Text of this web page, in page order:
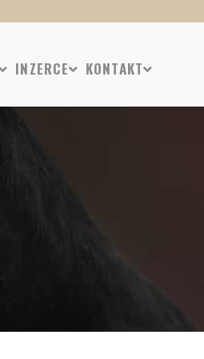
INZERCE KONTAKT